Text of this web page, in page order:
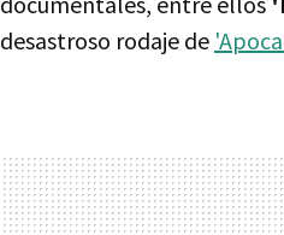
desastroso rodaje de